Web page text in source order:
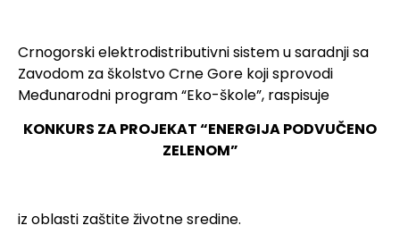
Crnogorski elektrodistributivni sistem u saradnji sa
Zavodom za školstvo Crne Gore koji sprovodi
Međunarodni program “Eko-škole”, raspisuje
KONKURS ZA PROJEKAT “ENERGIJA PODVUČENO
ZELENOM”
iz oblasti zaštite životne sredine.